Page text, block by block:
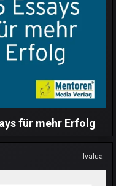
für mehr Erfolg
Ivalua